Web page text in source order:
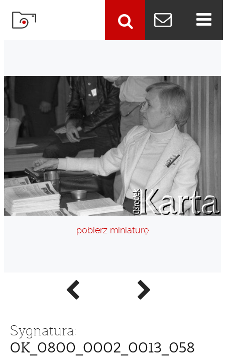
Poprzednie
zdjęcie
Następne
zdjęcie
pobierz miniaturę
Sygnatura:
OK_0800_0002_0013_058